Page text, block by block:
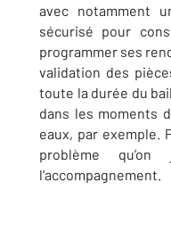
avec notamment
sécurisé pour
programmer ses
validation des
toute la durée du
dans les moments
eaux, par exemple.
problème
l’accompagnement.